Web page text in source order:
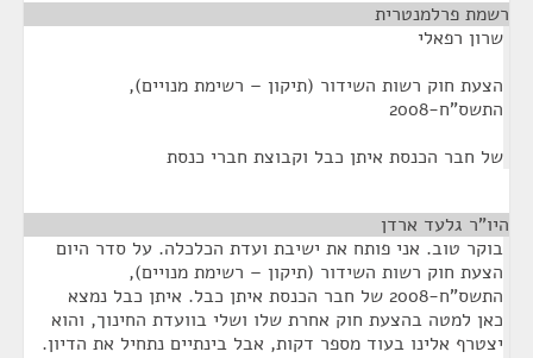
רשמת פרלמנטרית
שרון רפאלי
הצעת חוק רשות השידור (תיקון – רשימת מנויים),
התשס"ח-2008
של חבר הכנסת איתן כבל וקבוצת חברי כנסת
היו"ר גלעד ארדן
בוקר טוב. אני פותח את ישיבת ועדת הכלכלה. על סדר היום
הצעת חוק רשות השידור (תיקון – רשימת מנויים),
התשס"ח-2008 של חבר הכנסת איתן כבל. איתן כבל נמצא
כאן למטה בהצעת חוק אחרת שלו ושלי בוועדת החינוך, והוא
יצטרף אלינו בעוד מספר דקות, אבל בינתיים נתחיל את הדיון.